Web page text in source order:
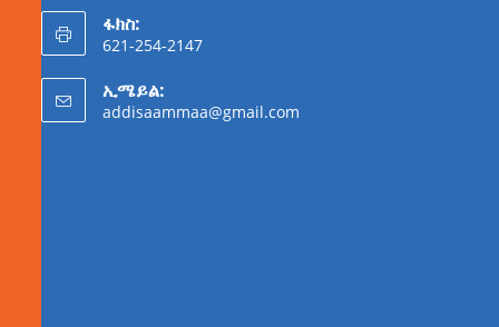
ፋክስ:
621-254-2147
ኢሜይል:
addisaammaa@gmail.com